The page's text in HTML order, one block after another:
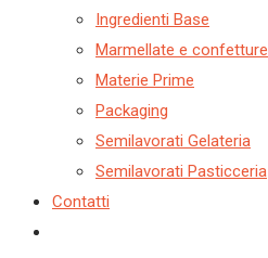
Ingredienti Base
Marmellate e confetture
Materie Prime
Packaging
Semilavorati Gelateria
Semilavorati Pasticceria
Contatti